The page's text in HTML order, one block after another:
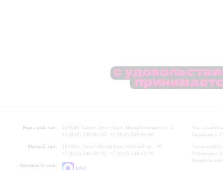
Большой зал:
191186, Санкт-Петербург, Михайловская ул., 2
+7 (812) 240-01-00, +7 (812) 240-01-80
Малый зал:
191011, Санкт-Петербург, Невский пр., 30
+7 (812) 240-01-00, +7 (812) 240-01-70
Напишите нам:
MAX
Часы
Перерыв с
Часы
Перерыв с
Вопросы